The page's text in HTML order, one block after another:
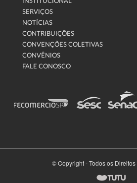
SERVIÇOS
NOTÍCIAS
CONTRIBUIÇÕES
CONVENÇÕES COLETIVAS
CONVÊNIOS
FALE CONOSCO
© Copyright - Todos os